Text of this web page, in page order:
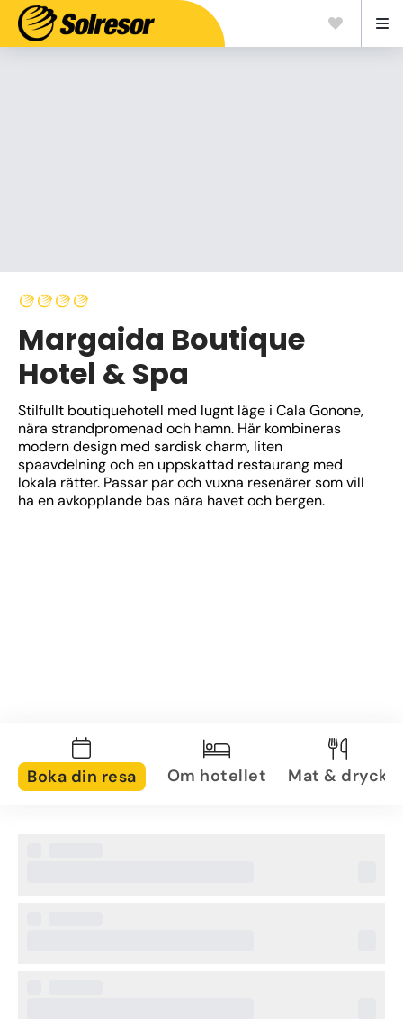
Margaida Boutique
Hotel & Spa
Stilfullt boutiquehotell med lugnt läge i Cala Gonone,
nära strandpromenad och hamn. Här kombineras
modern design med sardisk charm, liten
spaavdelning och en uppskattad restaurang med
lokala rätter. Passar par och vuxna resenärer som vill
ha en avkopplande bas nära havet och bergen.
Boka din resa Om hotellet Mat & dryck